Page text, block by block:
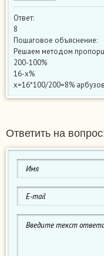
Ответ:
8
Пошаговое объяснение:
Решаем методом
200-100%
16-х%
х=16*100/200=8%
Ответить на